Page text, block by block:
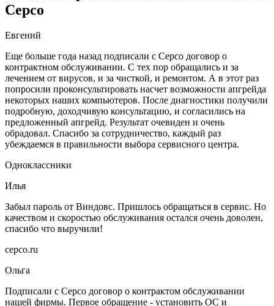
Серсо
Евгений
Еще больше года назад подписали с Серсо договор о
контрактном обслуживании. С тех пор обращались и за
лечением от вирусов, и за чисткой, и ремонтом. А в этот раз
попросили проконсультировать насчет возможности апгрейда
некоторых наших компьютеров. После диагностики получили
подробную, доходчивую консультацию, и согласились на
предложенный апгрейд. Результат очевиден и очень
обрадовал. Спасибо за сотрудничество, каждый раз
убеждаемся в правильности выбора сервисного центра.
Одноклассники
Илья
Забыл пароль от Виндовс. Пришлось обращаться в сервис. Но
качеством и скоростью обслуживания остался очень доволен,
спасибо что выручили!
серсо.ru
Ольга
Подписали с Серсо договор о контрактом обслуживании
нашей фирмы. Первое обращение - установить ОС и